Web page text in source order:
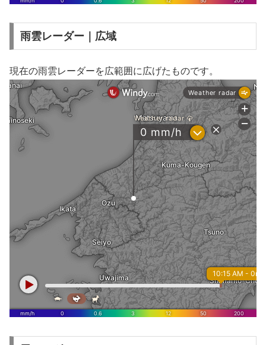
雨雲レーダー｜広域
現在の雨雲レーダーを広範囲に広げたものです。